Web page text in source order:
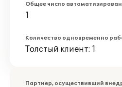
Общее число
1
Количество одновременно
Толстый клиент: 1
Партнер, осуществивший